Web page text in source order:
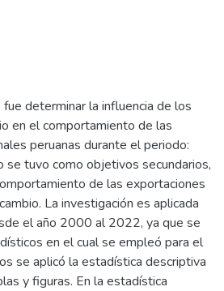
determinar la influencia de los
en el comportamiento de las
peruanas durante el periodo:
tuvo como objetivos secundarios,
de las exportaciones
La investigación es aplicada
el año 2000 al 2022, ya que se
en el cual se empleó para el
se aplicó la estadística descriptiva
y figuras. En la estadística